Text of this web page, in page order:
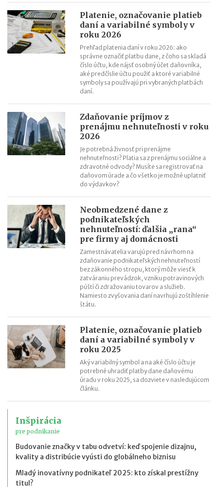
príjmov
Superodpočet nákladov na výskum a vývoj porastie od 1.1.2018
na 100 %
Daňové tajomstvo od roku 2018 a nové verejné zoznamy
Záväzné stanoviská budú od 1.1.2018 lacnejšie
Platenie, označovanie platieb
daní a variabilné symboly v
roku 2026
Prehľad platenia daní v roku 2026: ako
správne označiť platbu dane, z čoho sa skladá
číslo účtu, kde nájsť osobný účet daňovníka,
aké predčíslie účtu použiť a ktoré variabilné
symboly sa používajú pri vybraných platbách
daní.
Zdaňovanie príjmov z
prenájmu nehnuteľnosti v roku
2026
Je potrebná živnosť pri prenájme
nehnuteľnosti? Platia sa z prenájmu sociálne a
zdravotné odvody? Musíte sa registrovať na
daňovom úrade a čo všetko je možné uplatniť
do výdavkov?
Neobmedzené dane z
podnikateľských
nehnuteľností: ďalšia „rana“
pre firmy aj domácnosti
Zamestnávatelia varujú pred návrhom na
zdaňovanie podnikateľských nehnuteľností
bez zákonného stropu, ktorý môže viesť k
zatváraniu prevádzok, vzniku potravinových
púští či zdražovaniu tovarov a služieb.
Namiesto zvyšovania daní navrhujú zoštíhlenie
štátu.
Platenie, označovanie platieb
daní a variabilné symboly v
roku 2025
Aký variabilný symbol a na aké číslo účtu je
potrebné uhradiť platby dane daňovému
úradu v roku 2025, sa dozviete v nasledujúcom
článku.
Inšpirácia
pre podnikanie
Budovanie značky v tabu odvetví: keď spojenie dizajnu,
kvality a distribúcie vyústi do globálneho biznisu
Mladý inovatívny podnikateľ 2025: kto získal prestížny
titul?